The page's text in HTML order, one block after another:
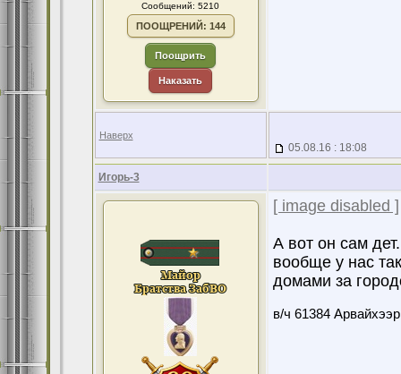
Сообщений: 5210
ПООЩРЕНИЙ: 144
Поощрить
Наказать
Наверх
05.08.16 : 18:08
Игорь-3
[ image disabled ]
А вот он сам
вообще у нас
домами за
в/ч 61384